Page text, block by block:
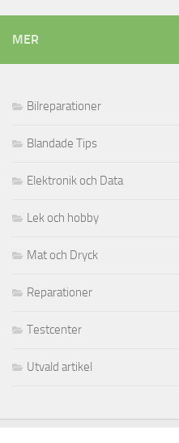
MER
Bilreparationer
Blandade Tips
Elektronik och Data
Lek och hobby
Mat och Dryck
Reparationer
Testcenter
Utvald artikel